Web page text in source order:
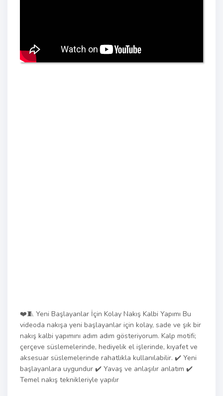
❤️🧵 Yeni Başlayanlar İçin Kolay Nakış Kalbi Yapımı Bu
videoda nakışa yeni başlayanlar için kolay, sade ve şık bir
nakış kalbi yapımını adım adım gösteriyorum. Kalp motifi;
çerçeve süslemelerinde, hediyelik el işlerinde, kıyafet ve
aksesuar süslemelerinde rahatlıkla kullanılabilir. ✔️ Yeni
başlayanlara uygundur ✔️ Yavaş ve anlaşılır anlatım ✔️
Temel nakış teknikleriyle yapılır